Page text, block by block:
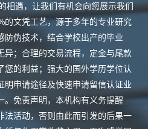
相遇，让我们有机会向您展示我们
的文凭工艺，源于多年的专业研究
防伪技术，结合学校出产的毕业
异；合理的交易流程，定金与尾款
您的利益；强大的国外学历学位认
明申请途径及快速申请留信认证业
。免责声明，本机构有义务提醒
法活动，否则由此而引发的后果一